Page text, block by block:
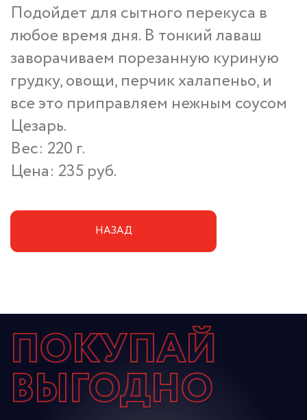
Подойдет для сытного перекуса в
любое время дня. В тонкий лаваш
заворачиваем порезанную куриную
грудку, овощи, перчик халапеньо, и
все это приправляем нежным соусом
Цезарь.
Вес: 220 г.
Цена: 235 руб.
НАЗАД
ПОКУПАЙ
ВЫГОДНО